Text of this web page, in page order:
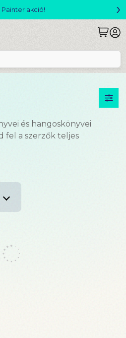
Megjelent!
›
és hangoskönyvei
fel a szerzők teljes